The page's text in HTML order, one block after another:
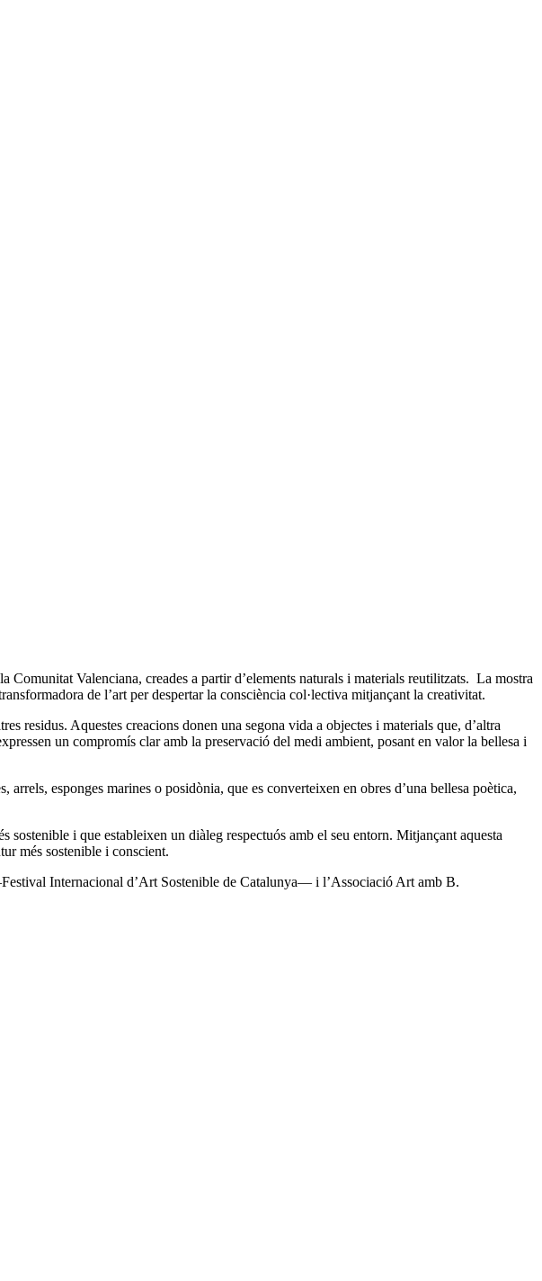
Comunitat Valenciana, creades a partir d’elements naturals i materials reutilitzats. La mostra
de l’art per despertar la consciència col·lectiva mitjançant la creativitat.
residus. Aquestes creacions donen una segona vida a objectes i materials que, d’altra
un compromís clar amb la preservació del medi ambient, posant en valor la bellesa i
esponges marines o posidònia, que es converteixen en obres d’una bellesa poètica,
sostenible i que estableixen un diàleg respectuós amb el seu entorn. Mitjançant aquesta
més sostenible i conscient.
Internacional d’Art Sostenible de Catalunya— i l’Associació Art amb B.